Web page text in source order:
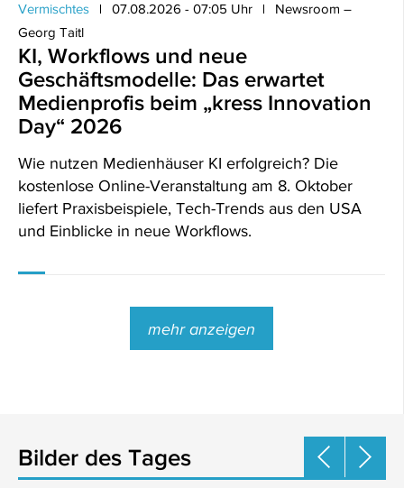
Vermischtes 07.08.2026 - 07:05 Uhr
Newsroom –
Georg Taitl
KI, Workflows und neue
Geschäftsmodelle: Das erwartet
Medienprofis beim „kress Innovation
Day“ 2026
Wie nutzen Medienhäuser KI erfolgreich? Die
kostenlose Online-Veranstaltung am 8. Oktober
liefert Praxisbeispiele, Tech-Trends aus den USA
und Einblicke in neue Workflows.
mehr anzeigen
Bilder des Tages